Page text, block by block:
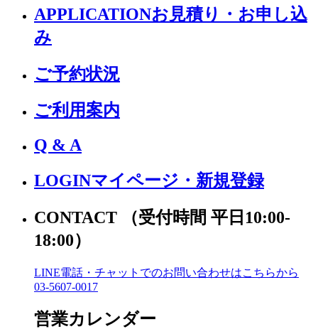
APPLICATIONお見積り・お申し込
み
ご予約状況
ご利用案内
Q & A
LOGINマイページ・新規登録
CONTACT
（受付時間 平日10:00-
18:00）
LINE電話・チャットでのお問い合わせはこちらから
03-5607-0017
営業カレンダー